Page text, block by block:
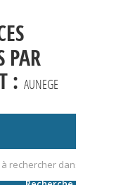
PAR
: AUNEGE